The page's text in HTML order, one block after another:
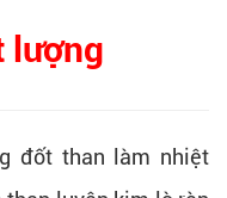
lượng
đốt than làm nhiệt